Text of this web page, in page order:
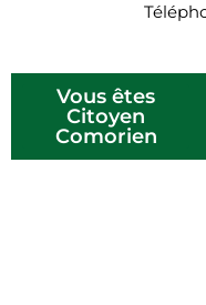
Vous êtes
Citoyen
Comorien